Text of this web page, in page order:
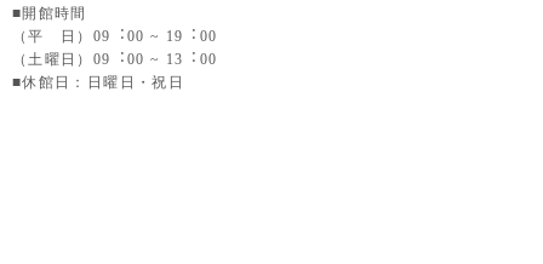
■開館時間
（平 日）09︓00 ~ 19︓00
（土曜日）09︓00 ~ 13︓00
■休館日：日曜日・祝日